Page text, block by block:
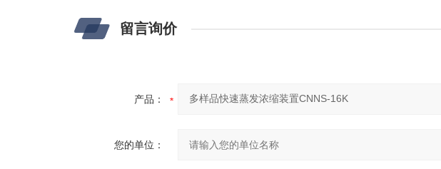
留言询价
产品：
您的单位：